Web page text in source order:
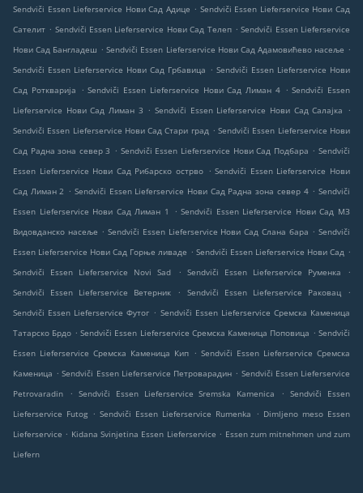
Sendviči Essen Lieferservice Нови Сад Адице . Sendviči Essen Lieferservice Нови Сад
Сателит . Sendviči Essen Lieferservice Нови Сад Телеп . Sendviči Essen Lieferservice
Нови Сад Бангладеш . Sendviči Essen Lieferservice Нови Сад Адамовићево насеље .
Sendviči Essen Lieferservice Нови Сад Грбавица . Sendviči Essen Lieferservice Нови
Сад Роткварија
. Sendviči Essen Lieferservice Нови Сад Лиман 4 . Sendviči Essen
Lieferservice Нови Сад Лиман 3 . Sendviči Essen Lieferservice Нови Сад Салајка
.
Sendviči Essen Lieferservice Нови Сад Стари град . Sendviči Essen Lieferservice Нови
Сад Радна зона север 3 . Sendviči Essen Lieferservice Нови Сад Подбара . Sendviči
Essen Lieferservice Нови Сад Рибарско острво . Sendviči Essen Lieferservice Нови
Сад Лиман 2 . Sendviči Essen Lieferservice Нови Сад Радна зона север 4 . Sendviči
Essen Lieferservice Нови Сад Лиман 1
. Sendviči Essen Lieferservice Нови Сад МЗ
Видовданско насеље . Sendviči Essen Lieferservice Нови Сад Слана бара . Sendviči
Essen Lieferservice Нови Сад Горње ливаде . Sendviči Essen Lieferservice Нови Сад .
Sendviči Essen Lieferservice Novi Sad
. Sendviči Essen Lieferservice Руменка
.
Sendviči Essen Lieferservice Ветерник
. Sendviči Essen Lieferservice Раковац
.
Sendviči Essen Lieferservice Футог . Sendviči Essen Lieferservice Сремска Каменица
Татарско Брдо . Sendviči Essen Lieferservice Сремска Каменица Поповица . Sendviči
Essen Lieferservice Сремска Каменица Кип . Sendviči Essen Lieferservice Сремска
Каменица . Sendviči Essen Lieferservice Петроварадин . Sendviči Essen Lieferservice
Petrovaradin
. Sendviči Essen Lieferservice Sremska Kamenica . Sendviči Essen
Lieferservice Futog . Sendviči Essen Lieferservice Rumenka . Dimljeno meso Essen
Lieferservice . Kidana Svinjetina Essen Lieferservice . Essen zum mitnehmen und zum
Liefern